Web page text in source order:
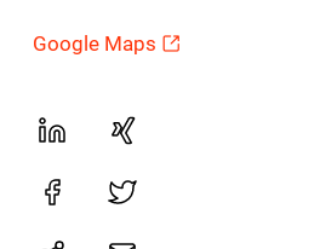
Google Maps